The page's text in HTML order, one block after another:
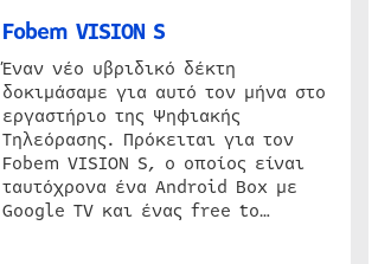
Fobem VISION S
Έναν νέο υβριδικό δέκτη
δοκιμάσαμε για αυτό τον μήνα στο
εργαστήριο της Ψηφιακής
Τηλεόρασης. Πρόκειται για τον
Fobem VISION S, ο οποίος είναι
ταυτόχρονα ένα Android Box με
Google TV και ένας free to…